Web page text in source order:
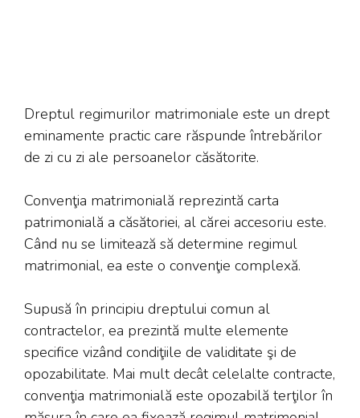
Dreptul regimurilor matrimoniale este un drept
eminamente practic care răspunde întrebărilor
de zi cu zi ale persoanelor căsătorite.
Convenţia matrimonială reprezintă carta
patrimonială a căsătoriei, al cărei accesoriu este.
Când nu se limitează să determine regimul
matrimonial, ea este o convenţie complexă.
Supusă în principiu dreptului comun al
contractelor, ea prezintă multe elemente
specifice vizând condiţiile de validitate şi de
opozabilitate. Mai mult decât celelalte contracte,
convenţia matrimonială este opozabilă terţilor în